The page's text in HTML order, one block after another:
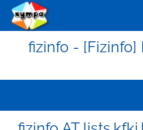
fizinfo - [Fizinfo]